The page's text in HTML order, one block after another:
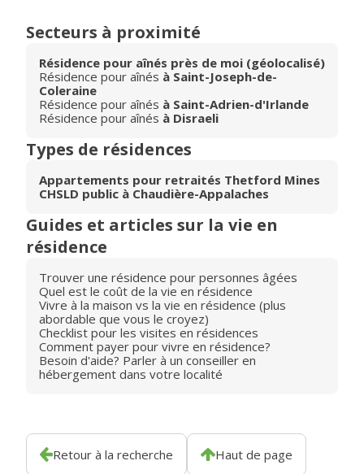
Secteurs à proximité
Résidence pour aînés près de moi (géolocalisé)
Résidence pour aînés à Saint-Joseph-de-
Coleraine
Résidence pour aînés à Saint-Adrien-d'Irlande
Résidence pour aînés à Disraeli
Types de résidences
Appartements pour retraités Thetford Mines
CHSLD public à Chaudière-Appalaches
Guides et articles sur la vie en
résidence
Trouver une résidence pour personnes âgées
Quel est le coût de la vie en résidence
Vivre à la maison vs la vie en résidence (plus
abordable que vous le croyez)
Checklist pour les visites en résidences
Comment payer pour vivre en résidence?
Besoin d'aide? Parler à un conseiller en
hébergement dans votre localité
Retour à la recherche Haut de page